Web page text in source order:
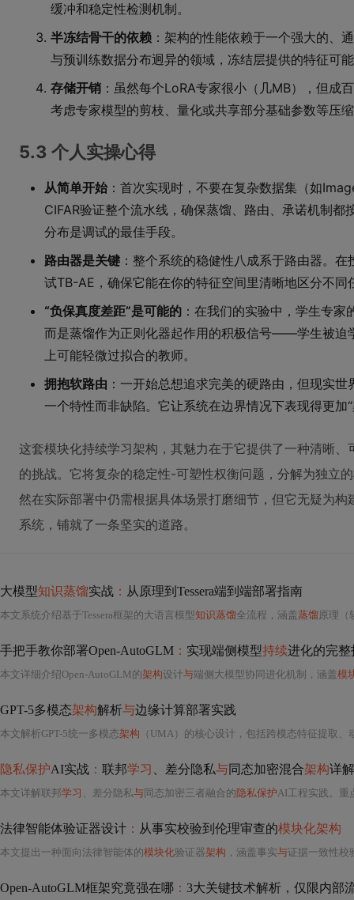
缓冲和稳定性检测机制。
半冻结骨干的依赖 ：架构的性能依赖于一个强大的、
与预训练数据分布迥异的领域，冻结层提供的特征可
存储开销 ：虽然每个LoRA专家很小（几MB），但成
考虑专家模型的剪枝、量化或共享部分基础参数等压
5.3 个人实操心得
从简单开始 ：首次实现时，不要在复杂数据集（如
CIFAR验证整个流水线，确保蒸馏、路由、承诺机制
分布是调试的最佳手段。
路由器是关键 ：整个系统的稳健性八成系于路由器。
试TB-AE，确保它能在你的特征空间里清晰地区分不同
“负保真度差距”是可能的 ：在我们的实验中，学生专
而是蒸馏作为正则化器起作用的积极信号——学生被迫
上可能轻微过拟合的教师。
拥抱软路由 ：一开始总想追求完美的硬路由，但现实
一个特性而非缺陷。它让系统在边界情况下表现得更加
这套模块化持续学习架构，其魅力在于它提供了一种清晰
的挑战。它将复杂的稳定性-可塑性权衡问题，分解为独立
然在实际部署中仍需根据具体场景打磨细节，但它无疑为
系统，铺就了一条坚实的道路。
大模型知识蒸馏实战 ： 从原理到Tessera端到端部署指南
本文系统介绍基于Tessera框架的大语言模型知识蒸馏全流程，涵盖 蒸馏 原理（
手把手教你部署Open-AutoGLM ： 实现端侧模型持续进化的完整
本文详细介绍Open-AutoGLM的架构设计与端侧大模型协同进化机制，涵盖 模
GPT-5多模态架构解析与边缘计算部署实践
本文解析GPT-5统一多模态架构 （UMA）的核心设计，包括跨模态特征提取、
隐私保护AI实战 ： 联邦学习 、差分隐私与同态加密混合架构详解
本文详解联邦学习 、差分隐私与同态加密三者融合的隐私保护AI工程实践。重
法律智能体验证器设计 ： 从事实校验到伦理审查的模块化架构
本文提出一种面向法律智能体的模块化验证器架构 ，涵盖事实与证据一致性校
Open-AutoGLM框架究竟强在哪 ： 3大关键技术解析，仅限内部